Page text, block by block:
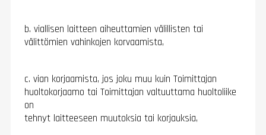
b. viallisen laitteen aiheuttamien välillisten tai
välittömien vahinkojen korvaamista,
c. vian korjaamista, jos joku muu kuin Toimittajan
huoltokorjaamo tai Toimittajan valtuuttama huoltoliike
on
tehnyt laitteeseen muutoksia tai korjauksia,